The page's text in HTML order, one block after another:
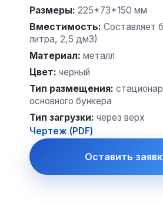
Размеры: 225*73*150 мм
Вместимость: Составляет
литра, 2,5 дм3)
Материал: металл
Цвет: черный
Тип размещения:
основного бункера
Тип загрузки: через верх
Чертеж (PDF)
Оставить